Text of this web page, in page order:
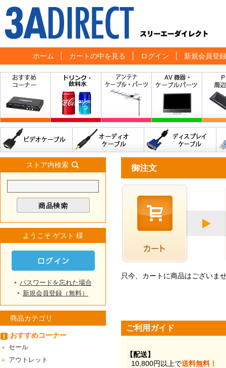
ホーム カートの中を見る ログイン 新規会員登録
御注文
只今、カートに商品はございま
ご利用ガイド
【配送】
10,800円以上で送料無料！
ストア内検索
ようこそ ゲスト 様
パスワードを忘れた場合
新規会員登録（無料）
商品カテゴリ
おすすめコーナー
セール
アウトレット